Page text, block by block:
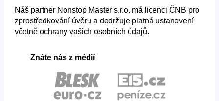
Náš partner Nonstop Master s.r.o. má licenci ČNB pro
zprostředkování úvěru a dodržuje platná ustanovení
včetně ochrany vašich osobních údajů.
Znáte nás z médií